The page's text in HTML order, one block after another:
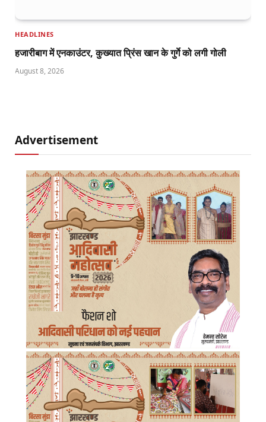
HEADLINES
हजारीबाग में एनकाउंटर, कुख्यात प्रिंस खान के गुर्गे को लगी गोली
August 8, 2026
Advertisement